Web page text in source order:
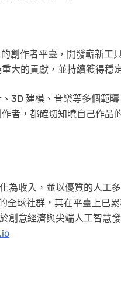
創作者平臺，開發嶄新工
大的貢獻，並持續獲得穩
3D 建模、音樂等多個範
者，都確切知曉自己作品
為收入，並以優質的人工
全球社群，其在平臺上已
創意經濟與尖端人工智慧